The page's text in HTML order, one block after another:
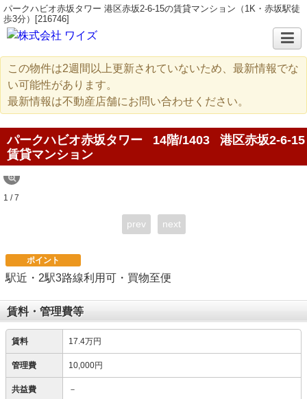
パークハビオ赤坂タワー 港区赤坂2-6-15の賃貸マンション（1K・赤坂駅徒
歩3分）[216746]
この物件は2週間以上更新されていないため、最新情報でな
い可能性があります。
最新情報は不動産店舗にお問い合わせください。
パークハビオ赤坂タワー 14階/1403
港区赤坂2-6-15
賃貸マンション
1 / 7
prev next
ポイント
駅近・2駅3路線利用可・買物至便
賃料・管理費等
賃料 17.4万円
管理費 10,000円
共益費 －